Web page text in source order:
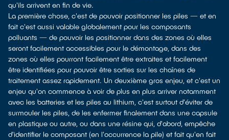
qu'ils arrivent en fin de vie.
La première chose, c'est de pouvoir positionner les piles — et en
fait c'est aussi valable globalement pour les composants
polluants — de pouvoir les positionner dans des zones où elles
seront facilement accessibles pour le démontage, dans des
zones où elles pourront facilement être extraites et facilement
être identifiées pour pouvoir être sorties sur les chaînes de
traitement assez rapidement. Un deuxième gros enjeu, et c'est un
enjeu qu'on commence à voir de plus en plus arriver notamment
avec les batteries et les piles au lithium, c'est surtout d'éviter de
surmouler les piles, de les enfermer finalement dans une capsule
en plastique ou autre, ou dans une résine qui, d'abord, empêche
d'identifier le composant (en l'occurrence la pile) et fait qu'en fait